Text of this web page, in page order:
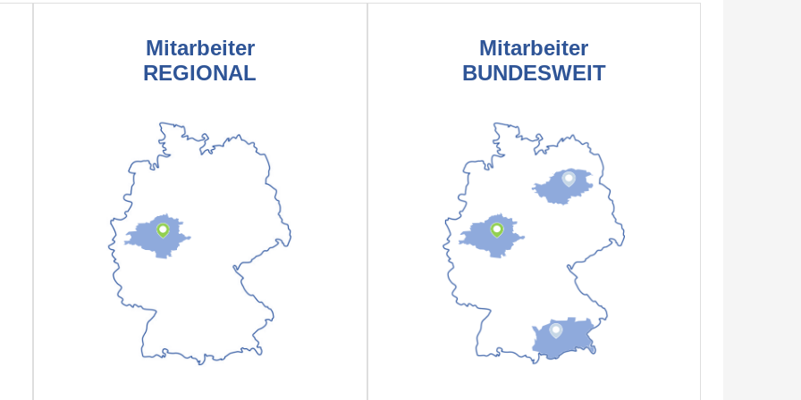
Mitarbeiter
REGIONAL
Mitarbeiter
BUNDESWEIT